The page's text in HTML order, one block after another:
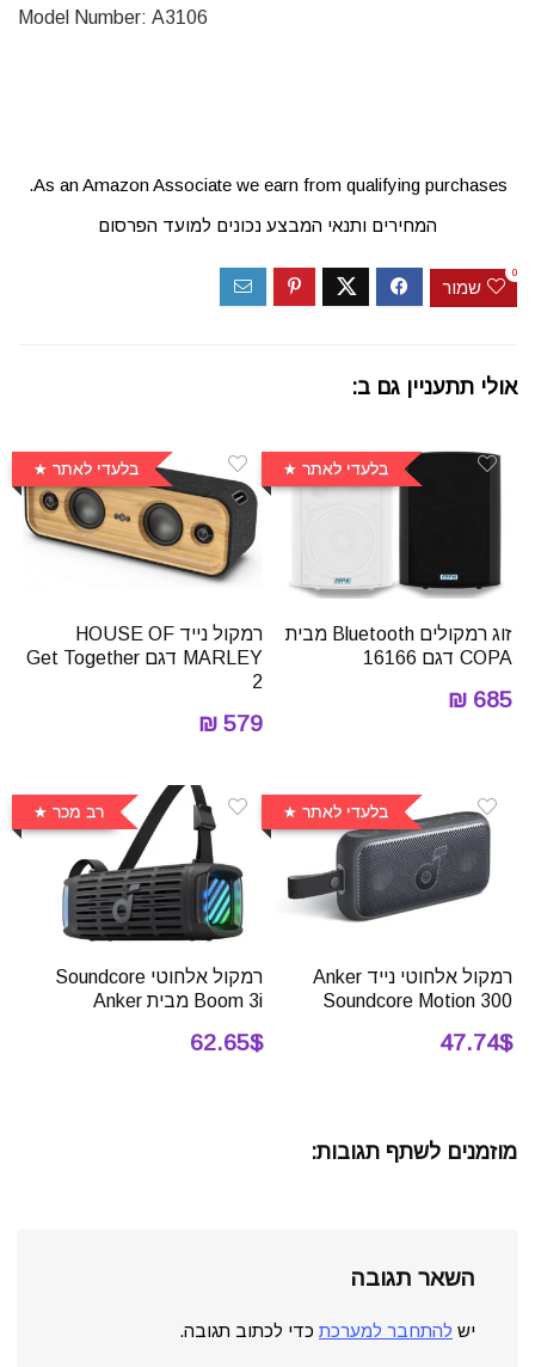
Model Number: A3106
As an Amazon Associate we earn from qualifying purchases.
המחירים ותנאי המבצע נכונים למועד הפרסום
שמור
0
אולי תתעניין גם ב:
בלעדי לאתר
זוג רמקולים Bluetooth מבית
COPA דגם 16166
685 ₪
בלעדי לאתר
רמקול נייד HOUSE OF
MARLEY דגם Get Together
2
579 ₪
בלעדי לאתר
רמקול אלחוטי נייד Anker
Soundcore Motion 300
47.74$
רב מכר
רמקול אלחוטי Soundcore
Boom 3i מבית Anker
62.65$
מוזמנים לשתף תגובות:
השאר תגובה
יש להתחבר למערכת כדי לכתוב תגובה.